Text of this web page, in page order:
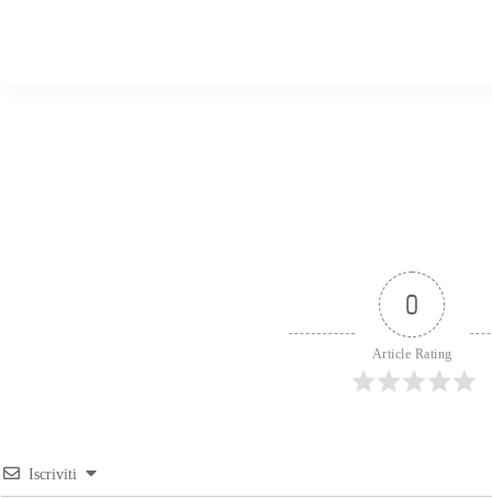
0
Article Rating
Iscriviti